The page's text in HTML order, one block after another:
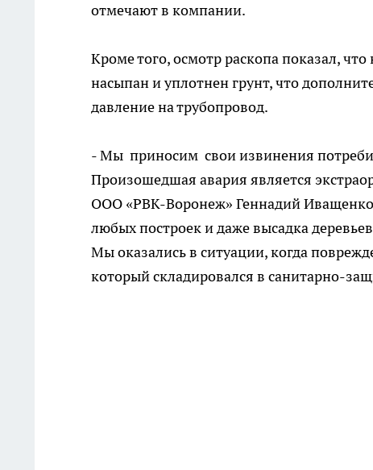
отмечают в компании.
Кроме того, осмотр раскопа показал,
насыпан и уплотнен грунт, что
давление на трубопровод.
- Мы приносим свои извинения
Произошедшая авария является
ООО «РВК-Воронеж» Геннадий
любых построек и даже высадка
Мы оказались в ситуации, когда
который складировался в санитарно-